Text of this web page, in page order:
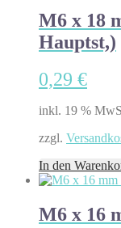
M6 x 18
Hauptst,)
0,29 €
inkl. 19 %
zzgl.
In den
M6 x 16